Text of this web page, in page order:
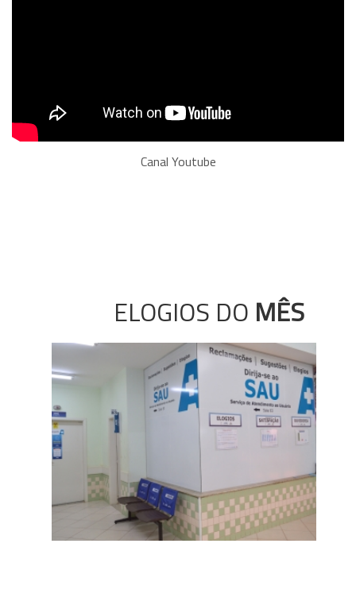
Canal Youtube
ELOGIOS DO MÊS